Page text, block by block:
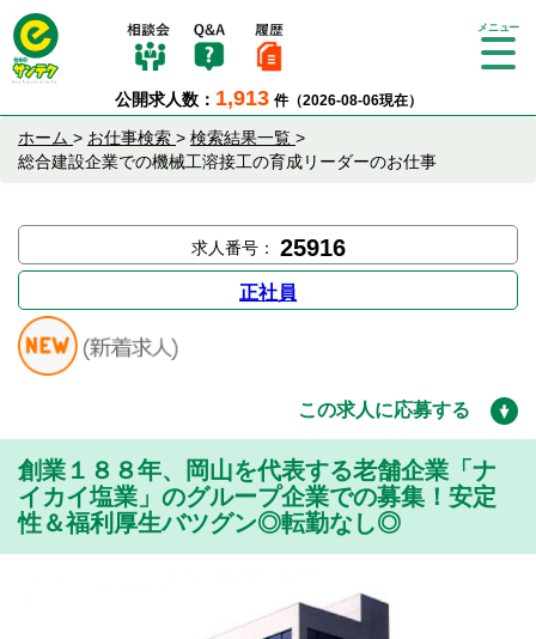
公開求人数： 1,913 件（2026-08-06現在）
Tog
ホーム > お仕事検索 > 検索結果一覧 >
総合建設企業での機械工溶接工の育成リーダーのお仕事
求人番号： 25916
正社員
この求人に応募する
創業１８８年、岡山を代表する老舗企業「ナ
イカイ塩業」のグループ企業での募集！安定
性＆福利厚生バツグン◎転勤なし◎